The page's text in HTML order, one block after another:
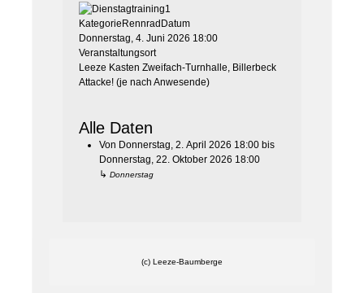
KategorieRennradDatum
Donnerstag, 4. Juni 2026 18:00
Veranstaltungsort
Leeze Kasten Zweifach-Turnhalle, Billerbeck
Attacke! (je nach Anwesende)
Alle Daten
Von Donnerstag, 2. April 2026 18:00 bis
Donnerstag, 22. Oktober 2026 18:00
↳ Donnerstag
(c) Leeze-Baumberge